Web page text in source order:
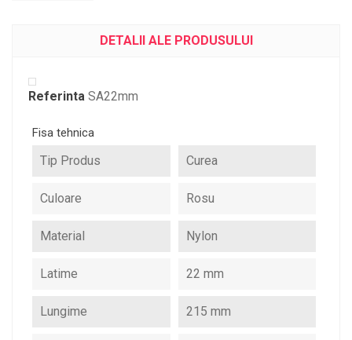
DETALII ALE PRODUSULUI
Referinta SA22mm
Fisa tehnica
Tip Produs Curea
Culoare Rosu
Material Nylon
Latime 22 mm
Lungime 215 mm